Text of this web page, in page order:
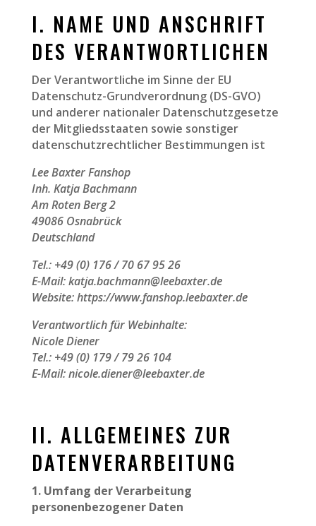
I. NAME UND ANSCHRIFT
DES VERANTWORTLICHEN
Der Verantwortliche im Sinne der EU
Datenschutz-Grundverordnung (DS-GVO)
und anderer nationaler Datenschutzgesetze
der Mitgliedsstaaten sowie sonstiger
datenschutzrechtlicher Bestimmungen ist
Lee Baxter Fanshop
Inh. Katja Bachmann
Am Roten Berg 2
49086 Osnabrück
Deutschland
Tel.: +49 (0) 176 / 70 67 95 26
E-Mail: katja.bachmann@leebaxter.de
Website: https://www.fanshop.leebaxter.de
Verantwortlich für Webinhalte:
Nicole Diener
Tel.: +49 (0) 179 / 79 26 104
E-Mail: nicole.diener@leebaxter.de
II. ALLGEMEINES ZUR
DATENVERARBEITUNG
1. Umfang der Verarbeitung
personenbezogener Daten